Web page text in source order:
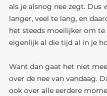
als je alsnog nee zegt. Dus
langer, veel te lang, en
het steeds moeilijker om te
eigenlijk al die tijd al in je
Want dan gaat het niet
over de nee van vandaag.
ook over alle eerdere